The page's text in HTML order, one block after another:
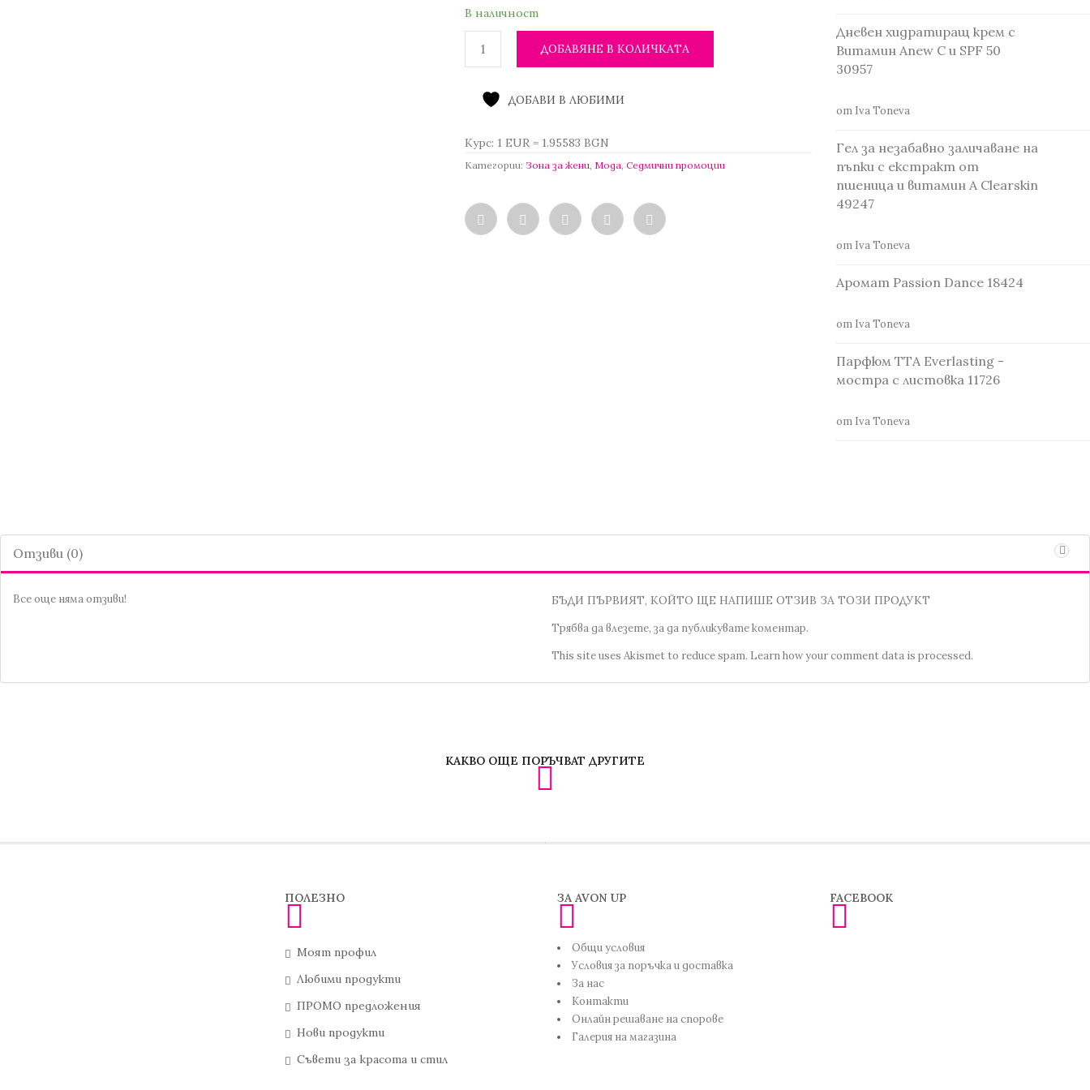
5.50 €
/
10.76 лв..
В наличност
ДОБАВЯНЕ В КОЛИЧКАТА
ДОБАВИ В ЛЮБИМИ
Курс: 1 EUR = 1.95583 BGN
Категории: Зона за жени, Мода, Седмични промоции
Дневен хидратиращ крем с
Витамин Anew С и SPF 50
30957
от Iva Toneva
Гел за незабавно заличаване на
пъпки с екстракт от
пшеница и витамин А Clearskin
49247
от Iva Toneva
Аромат Passion Dance 18424
от Iva Toneva
Парфюм TTA Everlasting -
мостра с листовка 11726
от Iva Toneva
Отзиви (0)
Все още няма отзиви! БЪДИ ПЪРВИЯТ, КОЙТО ЩЕ НАПИШЕ ОТЗИВ ЗА ТОЗИ ПРОДУКТ
Трябва давлезете, за да публикувате коментар.
This site uses Akismet to reduce spam. Learn how your comment data is processed.
КАКВО ОЩЕ ПОРЪЧВАТ ДРУГИТЕ
ПОЛЕЗНО
Моят профил
Любими продукти
ПРОМО предложения
Нови продукти
Съвети за красота и стил
ЗА AVON UP
Общи условия
Условия за поръчка и доставка
За нас
Контакти
Онлайн решаване на спорове
Галерия на магазина
FACEBOOK